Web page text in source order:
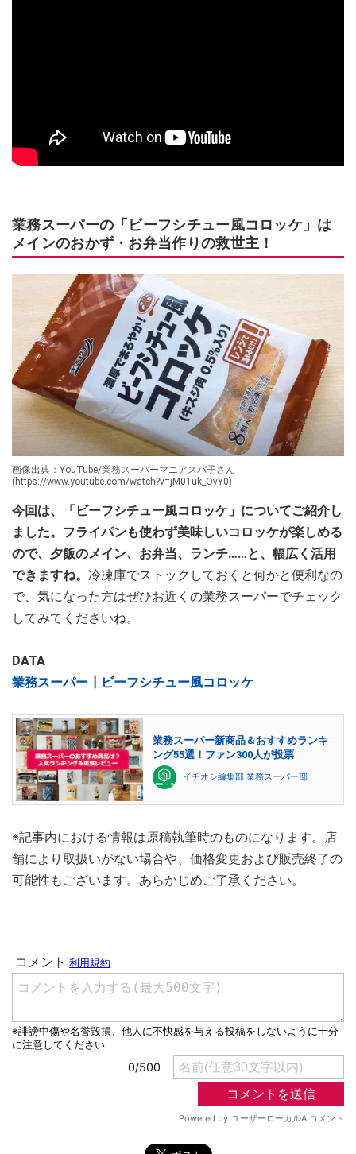
業務スーパーの「ビーフシチュー風コロッケ」は
メインのおかず・お弁当作りの救世主！
画像出典：YouTube/業務スーパーマニアスパ子さん
(https://www.youtube.com/watch?v=jM01uk_OvY0)
今回は、「ビーフシチュー風コロッケ」についてご紹介し
ました。フライパンも使わず美味しいコロッケが楽しめる
ので、夕飯のメイン、お弁当、ランチ……と、幅広く活用
できますね。 冷凍庫でストックしておくと何かと便利なの
で、気になった方はぜひお近くの業務スーパーでチェック
してみてくださいね。
DATA
業務スーパー┃ビーフシチュー風コロッケ
業務スーパー新商品＆おすすめランキ
ング55選！ファン300人が投票
イチオシ編集部 業務スーパー部
※記事内における情報は原稿執筆時のものになります。店
舗により取扱いがない場合や、価格変更および販売終了の
可能性もございます。あらかじめご了承ください。